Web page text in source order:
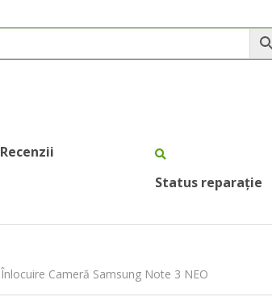
Recenzii
Status reparație
Înlocuire Cameră Samsung Note 3 NEO